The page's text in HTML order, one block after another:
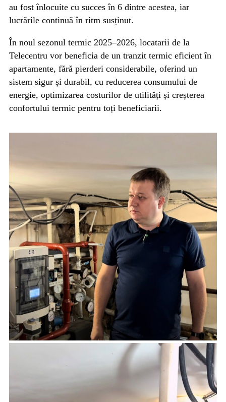
au fost înlocuite cu succes în 6 dintre acestea, iar
lucrările continuă în ritm susținut.
În noul sezonul termic 2025–2026, locatarii de la
Telecentru vor beneficia de un tranzit termic eficient în
apartamente, fără pierderi considerabile, oferind un
sistem sigur și durabil, cu reducerea consumului de
energie, optimizarea costurilor de utilități și creșterea
confortului termic pentru toți beneficiarii.